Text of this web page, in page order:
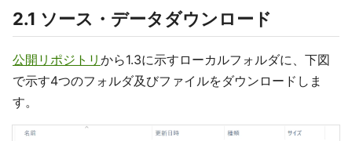
2.1 ソース・データダウンロード
公開リポジトリ から1.3に示すローカルフォルダに、下図
で示す4つのフォルダ及びファイルをダウンロードしま
す。